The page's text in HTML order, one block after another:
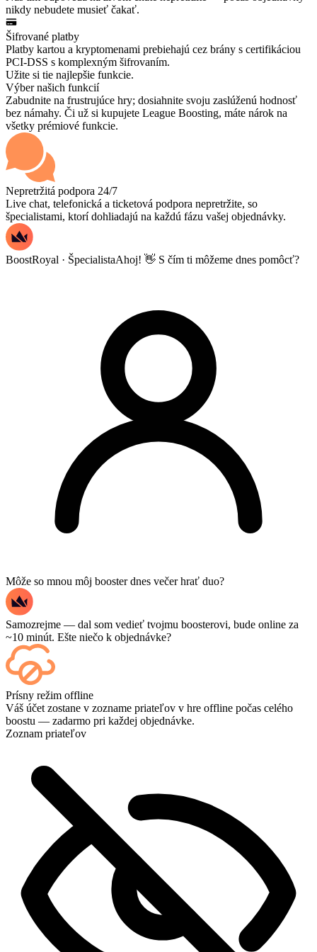
nikdy nebudete musieť čakať.
Šifrované platby
Platby kartou a kryptomenami prebiehajú cez brány s certifikáciou
PCI-DSS s komplexným šifrovaním.
Užite si tie najlepšie funkcie.
Výber našich funkcií
Zabudnite na frustrujúce hry; dosiahnite svoju zaslúženú hodnosť
bez námahy. Či už si kupujete League Boosting, máte nárok na
všetky prémiové funkcie.
Nepretržitá podpora 24/7
Live chat, telefonická a ticketová podpora nepretržite, so
špecialistami, ktorí dohliadajú na každú fázu vašej objednávky.
BoostRoyal · ŠpecialistaAhoj! 👋 S čím ti môžeme dnes pomôcť?
Môže so mnou môj booster dnes večer hrať duo?
Samozrejme — dal som vedieť tvojmu boosterovi, bude online za
~10 minút. Ešte niečo k objednávke?
Áno – každý zápas sa po skončení zobrazí na vašom ovládacom
paneli, a ak si chcete pozrieť samotné hry, pridajte si pri pokladni
možnosť Streaming.
Prísny režim offline
Váš účet zostane v zozname priateľov v hre offline počas celého
boostu — zadarmo pri každej objednávke.
Zoznam priateľov